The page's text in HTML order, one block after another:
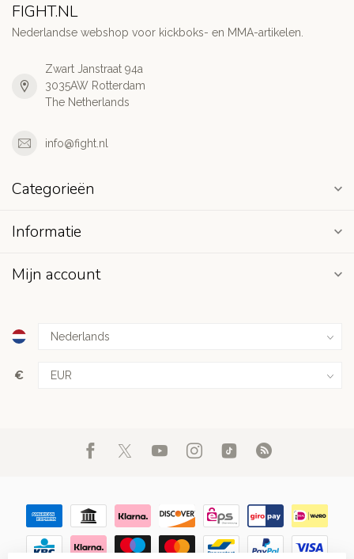
FIGHT.NL
Nederlandse webshop voor kickboks- en MMA-artikelen.
Zwart Janstraat 94a
3035AW Rotterdam
The Netherlands
info@fight.nl
Categorieën
Informatie
Mijn account
€